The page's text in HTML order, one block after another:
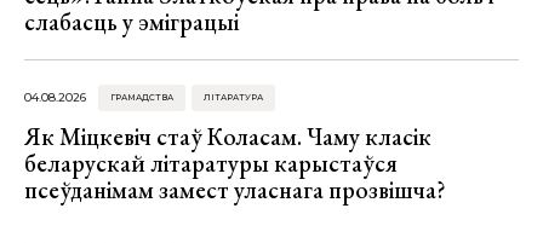
слабасць у эміграцыі
04.08.2026 ГРАМАДСТВА ЛІТАРАТУРА
Як Міцкевіч стаў Коласам. Чаму класік
беларускай літаратуры карыстаўся
псеўданімам замест уласнага прозвішча?